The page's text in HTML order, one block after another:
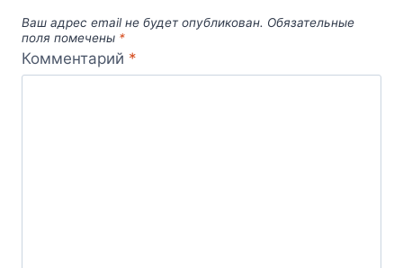
Ваш адрес email не будет опубликован. Обязательные
поля помечены *
Комментарий *